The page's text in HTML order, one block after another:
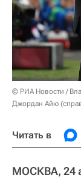
© РИА Новости /
Джордан Айю
Читать в
МОСКВА, 24